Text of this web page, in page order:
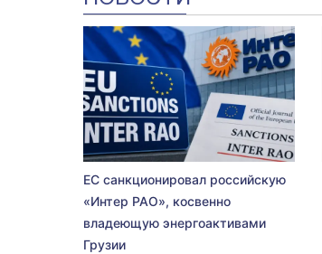
ЕС санкционировал российскую
«Интер РАО», косвенно
владеющую энергоактивами
Грузии